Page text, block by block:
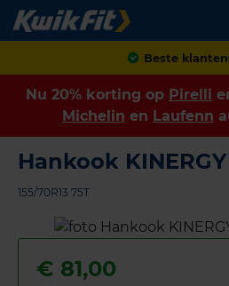
Achteraf
Nu 20% korting op Pirelli
Michelin en Laufenn
Hankook
155/70R13 75T
€ 81,00